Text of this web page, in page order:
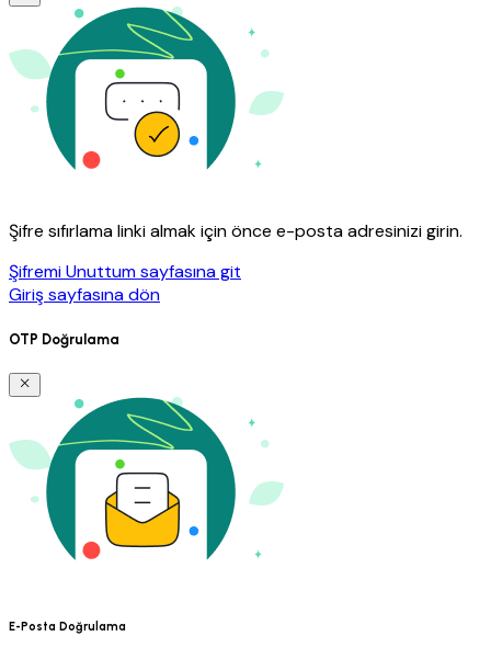
Şifre sıfırlama linki almak için önce e-posta adresinizi girin.
Şifremi Unuttum sayfasına git
Giriş sayfasına dön
OTP Doğrulama
E-Posta Doğrulama